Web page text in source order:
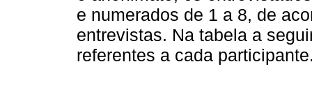
e numerados de 1 a 8, de
entrevistas. Na tabela a
referentes a cada